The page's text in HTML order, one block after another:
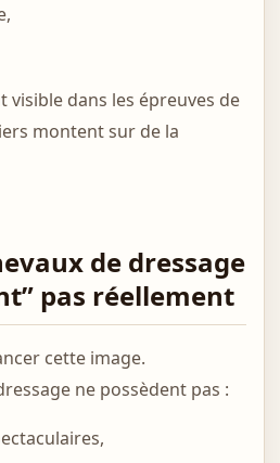
visible dans les épreuves de
montent sur de la
de dressage
pas réellement
cette image.
ne possèdent pas :